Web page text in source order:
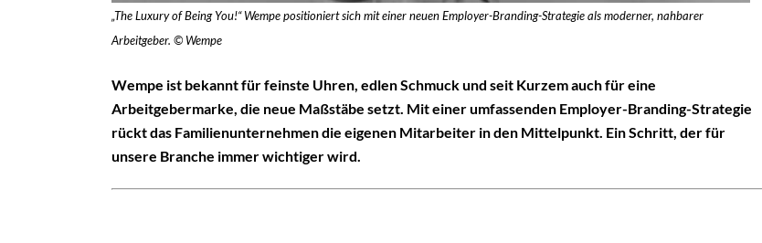
„The Luxury of Being You!“ Wempe positioniert sich mit einer neuen Employer-Branding-Strategie als moderner, nahbarer
Arbeitgeber. © Wempe
Wempe ist bekannt für feinste Uhren, edlen Schmuck und seit Kurzem auch für eine
Arbeitgebermarke, die neue Maßstäbe setzt. Mit einer umfassenden Employer-Branding-Strategie
rückt das Familienunternehmen die eigenen Mitarbeiter in den Mittelpunkt. Ein Schritt, der für
unsere Branche immer wichtiger wird.